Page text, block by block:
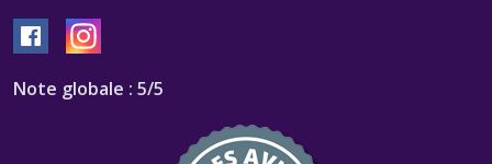
Note globale : 5/5